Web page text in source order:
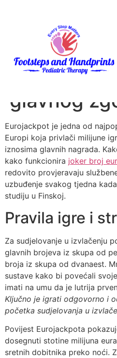
Kako
šanse za
glavnog
Eurojackpot je jedna od
Europi koja privlači milijune
iznosima glavnih nagrada.
kako funkcionira joker broj
redovito provjeravaju
uzbuđenje svakog tjedna
studiju u Finskoj.
Pravila igre i
Za sudjelovanje u izvlačenju
glavnih brojeva iz skupa od
broja iz skupa od dvanaest.
sustave kako bi povećali
imati na umu da je lutrija
Ključno je igrati odgovorno i
početka sudjelovanja u
Povijest Eurojackpota
dosegnuti stotine milijuna
sretnih dobitnika preko noći.